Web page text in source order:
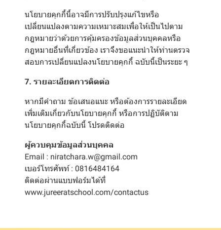
นโยบายคุกกี้นี้อาจมีการปรับปรุงแก้ไขหรือ
เปลี่ยนแปลงตามความเหมาะสมเพื่อให้เป็นไปตาม
กฎหมายว่าด้วยการคุ้มครองข้อมูลส่วนบุคคลหรือ
กฎหมายอื่นที่เกี่ยวข้อง เราจึงขอแนะนำให้ท่านตรวจ
สอบการเปลี่ยนแปลงนโยบายคุกกี้ ฉบับนี้เป็นระยะ ๆ
7. รายละเอียดการติดต่อ
หากมีคำถาม ข้อเสนอแนะ หรือต้องการรายละเอียด
เพิ่มเติมเกี่ยวกับนโยบายคุกกี้ หรือการปฏิบัติตาม
นโยบายคุกกี้ฉบับนี้ โปรดติดต่อ
ผู้ควบคุมข้อมูลส่วนบุคคล
Email : niratchara.w@gmail.com
เบอร์โทรศัพท์ : 0816484164
ติดต่อผ่านแบบฟอร์มได้ที่
www.jureeratschool.com/contactus